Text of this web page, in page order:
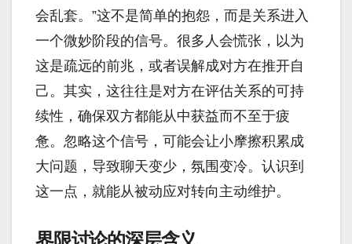
会乱套。”这不是简单的抱怨，而是关系进入
一个微妙阶段的信号。很多人会慌张，以为
这是疏远的前兆，或者误解成对方在推开自
己。其实，这往往是对方在评估关系的可持
续性，确保双方都能从中获益而不至于疲
惫。忽略这个信号，可能会让小摩擦积累成
大问题，导致聊天变少，氛围变冷。认识到
这一点，就能从被动应对转向主动维护。